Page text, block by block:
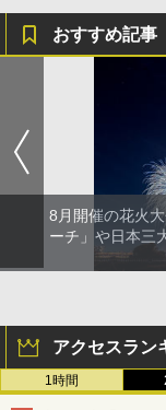
おすすめ記事
8月開催の花火
ーチ」や日本三
アクセスラン
1時間